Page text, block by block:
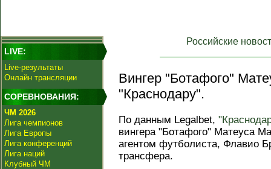
LIVE:
Live-результаты
Онлайн трансляции
СОРЕВНОВАНИЯ:
ЧМ 2026
Лига чемпионов
Лига Европы
Лига конференций
Лига наций
Клубный ЧМ
Российские
Вингер "Ботафого"
"Краснодару".
По данным Legalbet,
вингера "Ботафого" Матеуса
агентом футболиста, Флавио
трансфера.